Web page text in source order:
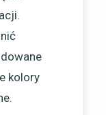
kolory